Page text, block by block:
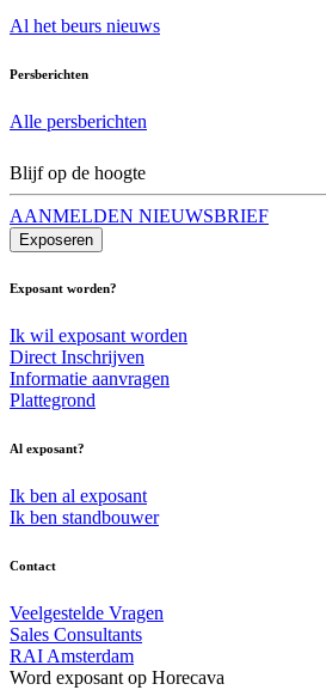
Al het beurs nieuws
Persberichten
Alle persberichten
Blijf op de hoogte
AANMELDEN NIEUWSBRIEF
Exposeren
Exposant worden?
Ik wil exposant worden
Direct Inschrijven
Informatie aanvragen
Plattegrond
Al exposant?
Ik ben al exposant
Ik ben standbouwer
Contact
Veelgestelde Vragen
Sales Consultants
RAI Amsterdam
Word exposant op Horecava